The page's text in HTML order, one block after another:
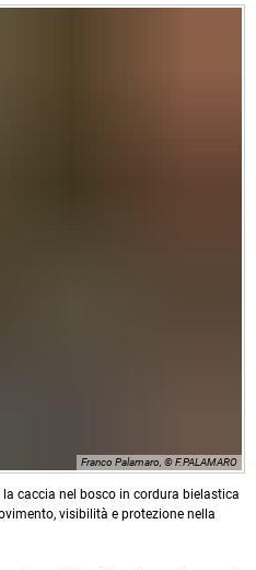
Franco Palamaro, © F.PALAMARO
caccia nel bosco in cordura bielastica
visibilità e protezione nella